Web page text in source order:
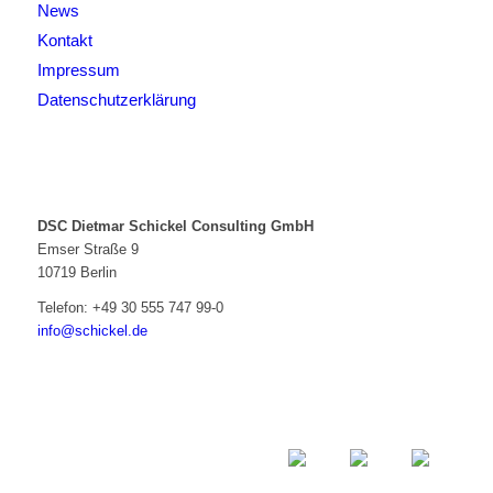
News
Kontakt
Impressum
Datenschutzerklärung
DSC Dietmar Schickel Consulting GmbH
Emser Straße 9
10719 Berlin
Telefon: +49 30 555 747 99-0
info@schickel.de